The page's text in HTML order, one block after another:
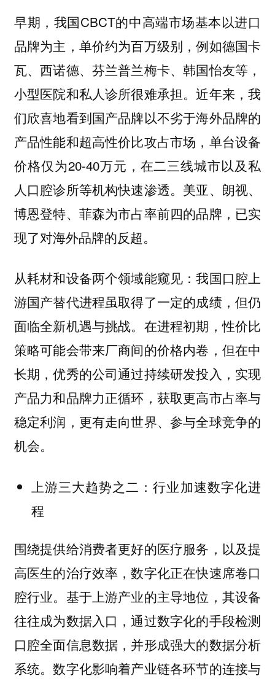
早期，我国CBCT的中高端市场基本以进口
品牌为主，单价约为百万级别，例如德国卡
瓦、西诺德、芬兰普兰梅卡、韩国怡友等，
小型医院和私人诊所很难承担。近年来，我
们欣喜地看到国产品牌以不劣于海外品牌的
产品性能和超高性价比攻占市场，单台设备
价格仅为20-40万元，在二三线城市以及私
人口腔诊所等机构快速渗透。美亚、朗视、
博恩登特、菲森为市占率前四的品牌，已实
现了对海外品牌的反超。
从耗材和设备两个领域能窥见：我国口腔上
游国产替代进程虽取得了一定的成绩，但仍
面临全新机遇与挑战。在进程初期，性价比
策略可能会带来厂商间的价格内卷，但在中
长期，优秀的公司通过持续研发投入，实现
产品力和品牌力正循环，获取更高市占率与
稳定利润，更有走向世界、参与全球竞争的
机会。
上游三大趋势之二：行业加速数字化进
程
围绕提供给消费者更好的医疗服务，以及提
高医生的治疗效率，数字化正在快速席卷口
腔行业。基于上游产业的主导地位，其设备
往往成为数据入口，通过数字化的手段检测
口腔全面信息数据，并形成强大的数据分析
系统。数字化影响着产业链各环节的连接与